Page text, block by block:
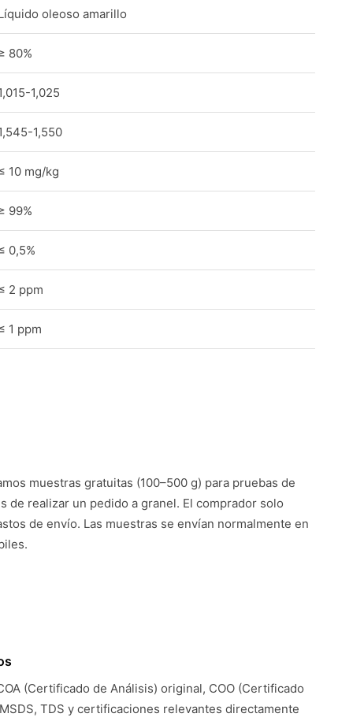
oleoso amarillo
80%
1,025
1,550
10 mg/kg
99%
0,5%
2 ppm
1 ppm
muestras gratuitas (100–500 g) para pruebas de
de realizar un pedido a granel. El comprador solo
de envío. Las muestras se envían normalmente en
(Certificado de Análisis) original, COO (Certificado
TDS y certificaciones relevantes directamente